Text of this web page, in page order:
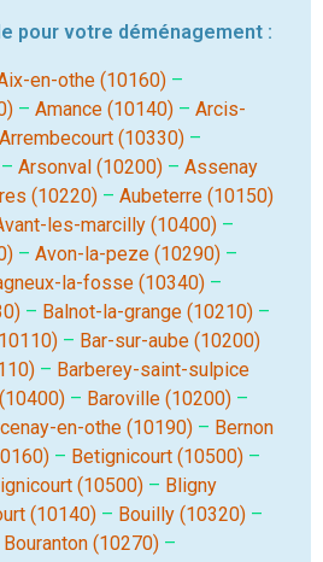
pour votre déménagement :
en-othe (10160) –
– Amance (10140) – Arcis-
Arrembecourt (10330) –
– Arsonval (10200) – Assenay
(10220) – Aubeterre (10150)
les-marcilly (10400) –
– Avon-la-peze (10290) –
la-fosse (10340) –
– Balnot-la-grange (10210) –
– Bar-sur-aube (10200)
– Barberey-saint-sulpice
– Baroville (10200) –
en-othe (10190) – Bernon
– Betignicourt (10500) –
(10500) – Bligny
(10140) – Bouilly (10320) –
Bouranton (10270) –